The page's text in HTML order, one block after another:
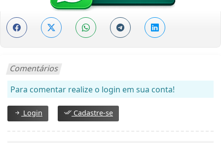
Comentários
Para comentar realize o login em sua conta!
Login Cadastre-se